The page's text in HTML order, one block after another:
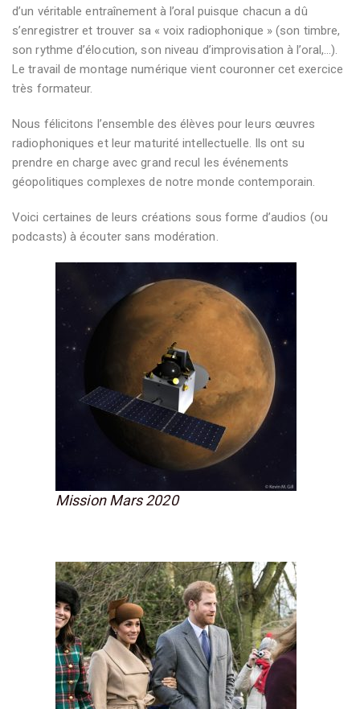
d’un véritable entraînement à l’oral puisque chacun a dû
s’enregistrer et trouver sa « voix radiophonique » (son timbre,
son rythme d’élocution, son niveau d’improvisation à l’oral,…).
Le travail de montage numérique vient couronner cet exercice
très formateur.
Nous félicitons l’ensemble des élèves pour leurs œuvres
radiophoniques et leur maturité intellectuelle. Ils ont su
prendre en charge avec grand recul les événements
géopolitiques complexes de notre monde contemporain.
Voici certaines de leurs créations sous forme d’audios (ou
podcasts) à écouter sans modération.
Mission Mars 2020